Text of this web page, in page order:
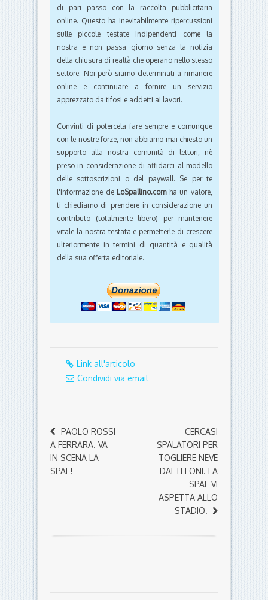
di pari passo con la raccolta pubblicitaria
online. Questo ha inevitabilmente ripercussioni
sulle piccole testate indipendenti come la
nostra e non passa giorno senza la notizia
della chiusura di realtà che operano nello stesso
settore. Noi però siamo determinati a rimanere
online e continuare a fornire un servizio
apprezzato da tifosi e addetti ai lavori.
Convinti di potercela fare sempre e comunque
con le nostre forze, non abbiamo mai chiesto un
supporto alla nostra comunità di lettori, nè
preso in considerazione di affidarci al modello
delle sottoscrizioni o del paywall. Se per te
l'informazione de LoSpallino.comha un valore,
ti chiediamo di prendere in considerazione un
contributo (totalmente libero) per mantenere
vitale la nostra testata e permetterle di crescere
ulteriormente in termini di quantità e qualità
della sua offerta editoriale.
Link all'articolo
Condividi via email
PAOLO ROSSI
A FERRARA. VA
IN SCENA LA
SPAL!
CERCASI
SPALATORI PER
TOGLIERE NEVE
DAI TELONI. LA
SPAL VI
ASPETTA ALLO
STADIO.